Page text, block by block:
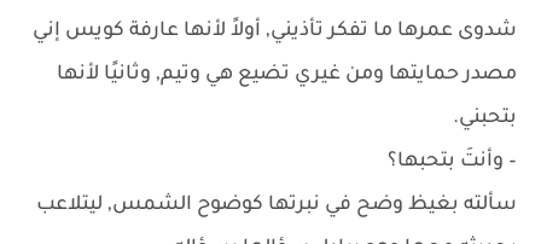
شدوى عمرها ما تفكر تأذيني, أولاً لأنها عارفة كويس إني
مصدر حمايتها ومن غيري تضيع هي وتيم, وثانيًا لأنها
بتحبني.
– وأنتَ بتحبها؟
سألته بغيظ وضح في نبرتها كوضوح الشمس, ليتلاعب